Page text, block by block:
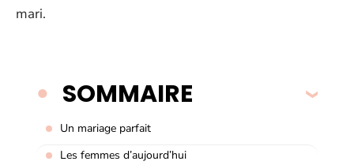
mari.
SOMMAIRE
Un mariage parfait
Les femmes d’aujourd’hui